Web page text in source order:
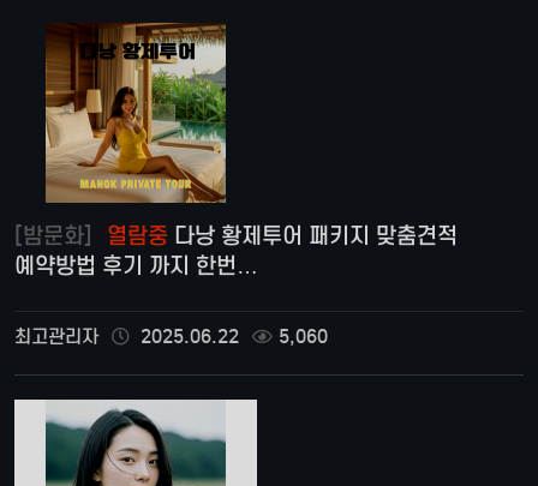
[밤문화] 열람중 다낭 황제투어 패키지 맞춤견적
예약방법 후기 까지 한번…
최고관리자 2025.06.22 5,060